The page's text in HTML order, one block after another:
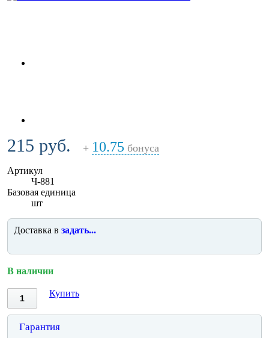
215 руб. + 10.75 бонуса
Артикул
Ч-881
Базовая единица
шт
Доставка в задать...
В наличии
Купить
Гарантия